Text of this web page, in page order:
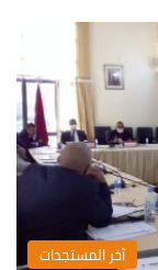
‏آخر المستجدات